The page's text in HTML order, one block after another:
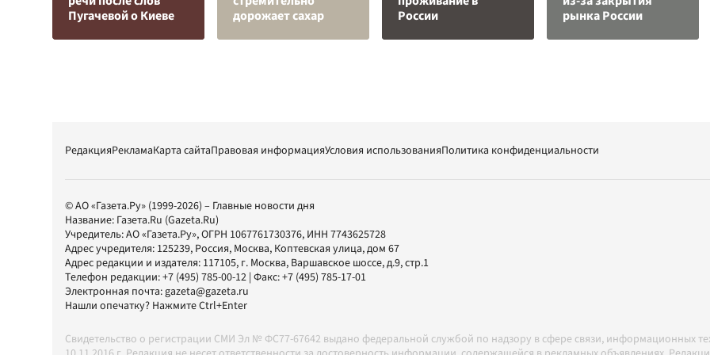
Пугачевой о Киеве
дорожает сахар
России
рынка России
РедакцияРекламаКарта сайтаПравовая информацияУсловия использованияПолитика конфиденциальности
© АО «Газета.Ру» (1999-2026) – Главные новости дня
Название: Газета.Ru (Gazeta.Ru)
Учредитель:АО «Газета.Ру», ОГРН 1067761730376, ИНН 7743625728
Адрес учредителя: 125239, Россия, Москва, Коптевская улица, дом 67
Адрес редакции и издателя: 117105, г. Москва, Варшавское шоссе, д.9, стр.1
Телефон редакции:+7 (495) 785-00-12 | Факс:+7 (495) 785-17-01
Электронная почта:gazeta@gazeta.ru
Нашли опечатку? Нажмите Ctrl+Enter
Свидетельство о регистрации СМИ Эл № ФС77-67642 выдано федеральной службой по надзору в сфере связи, информационных